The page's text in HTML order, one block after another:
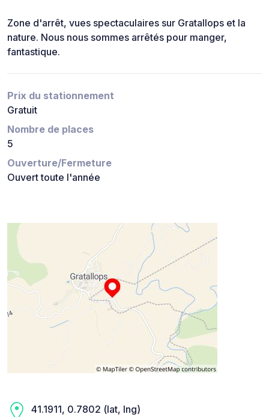
Zone d'arrêt, vues spectaculaires sur Gratallops et la
nature. Nous nous sommes arrêtés pour manger,
fantastique.
Prix du stationnement
Gratuit
Nombre de places
5
Ouverture/Fermeture
Ouvert toute l'année
41.1911, 0.7802 (lat, lng)